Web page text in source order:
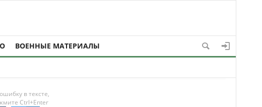
ВОЕННЫЕ МАТЕРИАЛЫ
в тексте,
Ctrl+Enter